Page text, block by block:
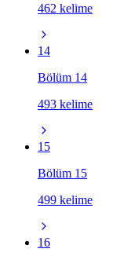
462 kelime
14
Bölüm 14
493 kelime
15
Bölüm 15
499 kelime
16